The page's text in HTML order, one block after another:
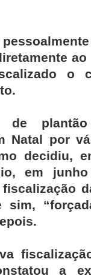
o
de
Natal por
decidiu,
em
sim,
a